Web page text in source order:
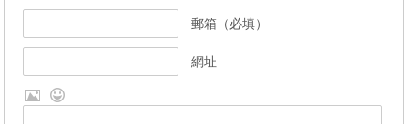
郵箱（必填）
網址